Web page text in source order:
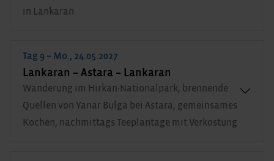
in Lankaran
Tag 9 – Mo., 24.05.2027
Lankaran – Astara – Lankaran
Wanderung im Hirkan-Nationalpark, brennende
Quellen von Yanar Bulga bei Astara, gemeinsames
Kochen, nachmittags Teeplantage mit Verkostung